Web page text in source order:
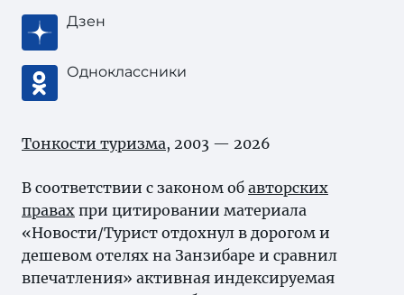
Дзен
Одноклассники
Тонкости туризма, 2003 — 2026
В соответствии с законом об авторских
правах при цитировании материала
«Новости/Турист отдохнул в дорогом и
дешевом отелях на Занзибаре и сравнил
впечатления» активная индексируемая